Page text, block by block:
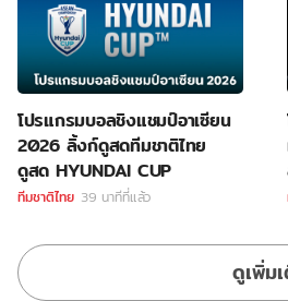
โปรแกรมบอลชิงแชมป์อาเซียน
2026 ลิ้งก์ดูสดทีมชาติไทย
ดูสด HYUNDAI CUP
ทีมชาติไทย 39 นาทีที่แล้ว
ดูเพิ่ม